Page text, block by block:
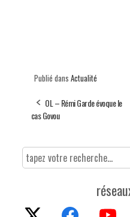
Publié dans Actualité
OL – Rémi Garde évoque le
cas Govou